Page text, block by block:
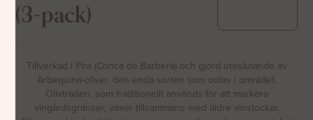
(3-pack)
Tillverkad i Pira (Conca de Barberà) och gjord uteslutande av
Arbequina-oliver, den enda sorten som odlas i området.
Olivträden, som traditionellt används för att markera
vingårdsgränser, växer tillsammans med äldre vinstockar.